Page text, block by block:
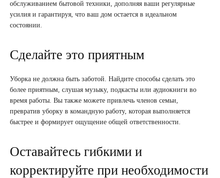
обслуживанием бытовой техники, дополняя ваши регулярные
усилия и гарантируя, что ваш дом остается в идеальном
состоянии.
Сделайте это приятным
Уборка не должна быть заботой. Найдите способы сделать это
более приятным, слушая музыку, подкасты или аудиокниги во
время работы. Вы также можете привлечь членов семьи,
превратив уборку в командную работу, которая выполняется
быстрее и формирует ощущение общей ответственности.
Оставайтесь гибкими и
корректируйте при необходимости